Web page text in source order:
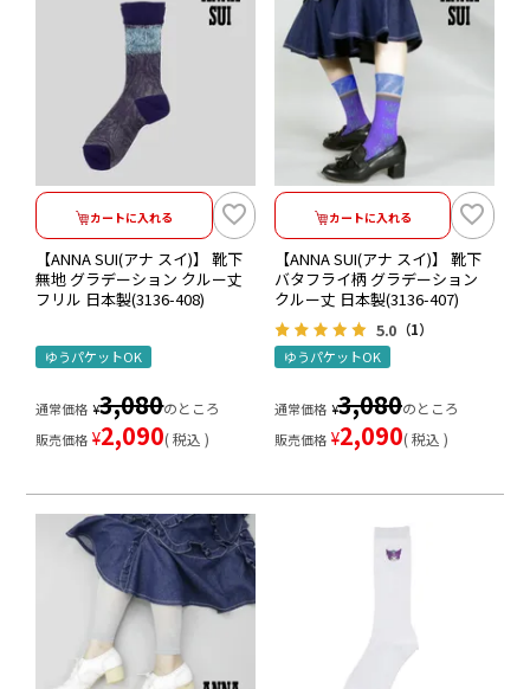
カートに入れる
【ANNA SUI(アナ スイ)】 靴下
無地 グラデーション クルー丈
フリル 日本製(3136-408)
ゆうパケットOK
通常価格 ¥3,080のところ
販売価格 ¥2,090 税込
カートに入れる
【ANNA SUI(アナ スイ)】 靴下
バタフライ柄 グラデーション
クルー丈 日本製(3136-407)
5.0 （1）
ゆうパケットOK
通常価格 ¥3,080のところ
販売価格 ¥2,090 税込